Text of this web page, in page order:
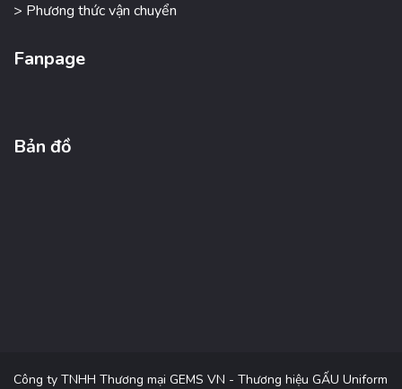
> Phương thức vận chuyển
Fanpage
Bản đồ
Công ty TNHH Thương mại GEMS VN - Thương hiệu GẤU Uniform